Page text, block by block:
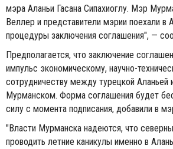
мэра Аланьи Гасана Сипахиоглу. Мэр
Веллер и представители мэрии поехали в
процедуры заключения соглашения", —
Предполагается, что заключение
импульс экономическому, научно-
сотрудничеству между турецкой Аланьей
Мурманском. Форма соглашения будет
силу с момента подписания, добавили в
"Власти Мурманска надеются, что
проводить летние каникулы именно в